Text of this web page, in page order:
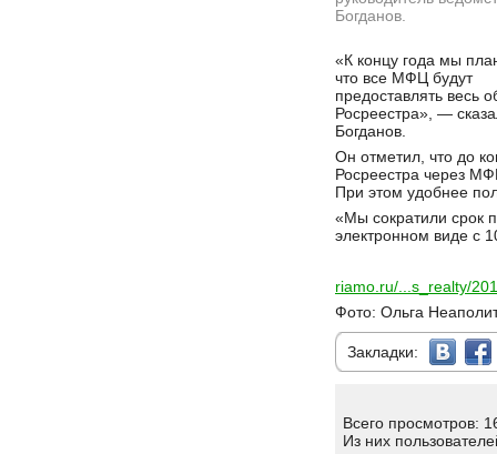
Богданов.
«К концу года мы
что все МФЦ будут
предоставлять весь
Росреестра», —
Богданов.
Он отметил, что до
Росреестра через
При этом удобнее
«Мы сократили срок
электронном виде с
riamo.ru/...s_realty/
Фото: Ольга
Закладки:
Всего просмотров:
Из них